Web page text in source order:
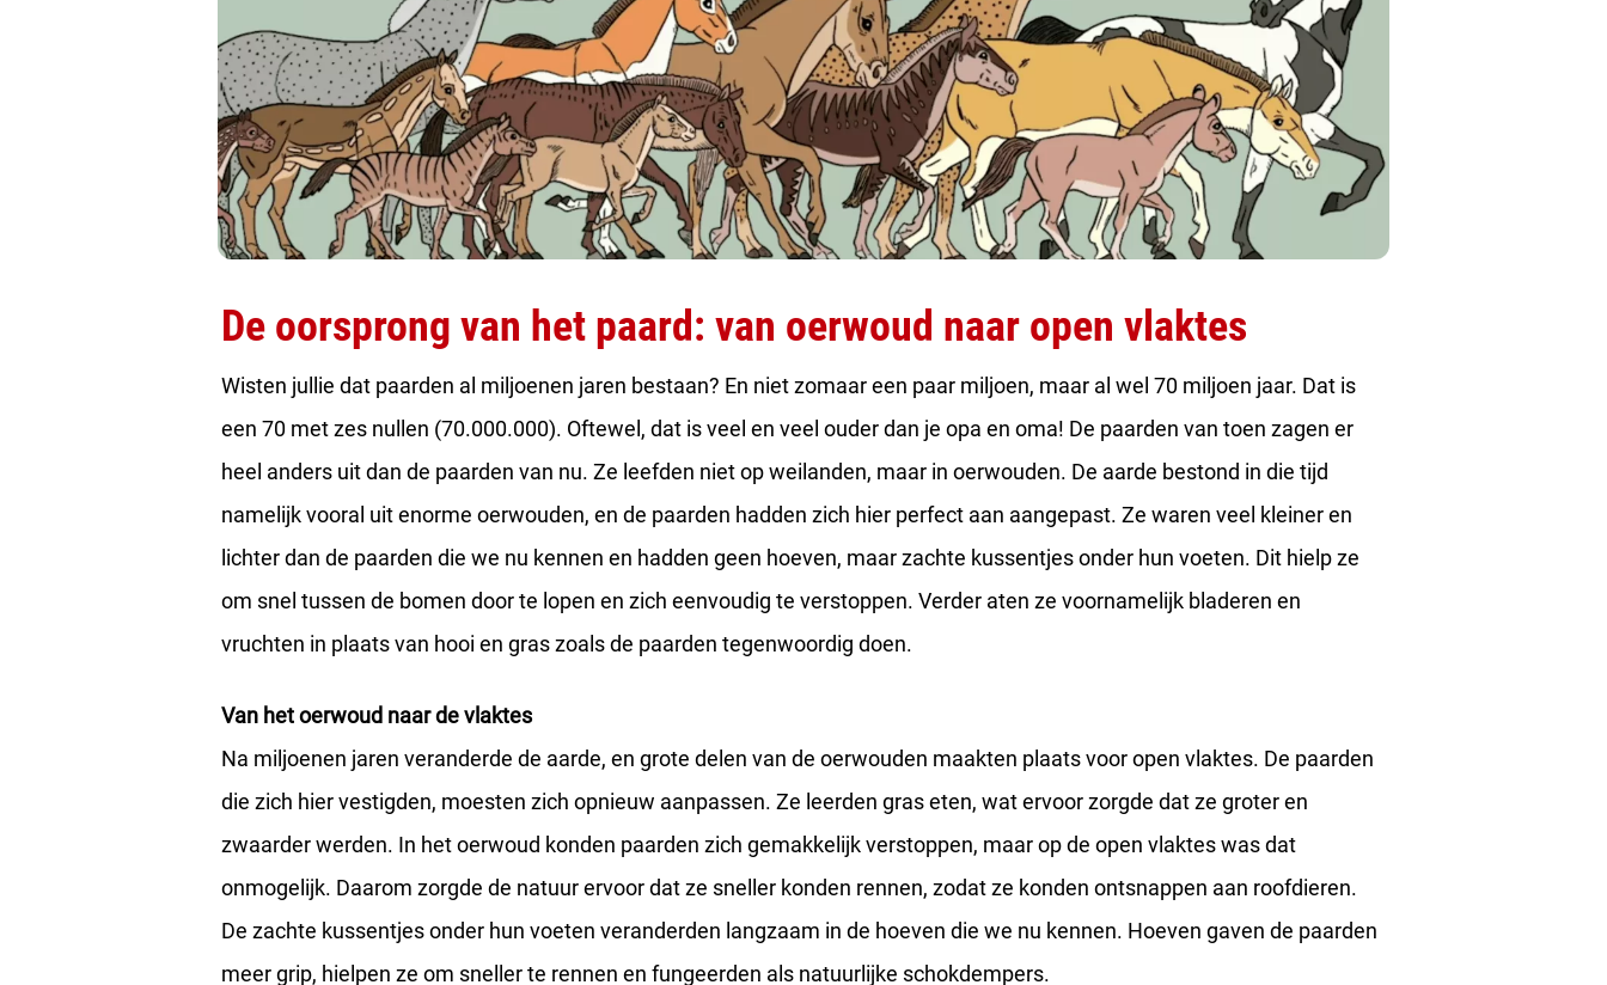
De oorsprong van het paard: van oerwoud naar open vlaktes
Wisten jullie dat paarden al miljoenen jaren bestaan? En niet zomaar een paar miljoen, maar al wel 70 miljoen jaar. Dat is
een 70 met zes nullen (70.000.000). Oftewel, dat is veel en veel ouder dan je opa en oma! De paarden van toen zagen er
heel anders uit dan de paarden van nu. Ze leefden niet op weilanden, maar in oerwouden. De aarde bestond in die tijd
namelijk vooral uit enorme oerwouden, en de paarden hadden zich hier perfect aan aangepast. Ze waren veel kleiner en
lichter dan de paarden die we nu kennen en hadden geen hoeven, maar zachte kussentjes onder hun voeten. Dit hielp ze
om snel tussen de bomen door te lopen en zich eenvoudig te verstoppen. Verder aten ze voornamelijk bladeren en
vruchten in plaats van hooi en gras zoals de paarden tegenwoordig doen.
Van het oerwoud naar de vlaktes
Na miljoenen jaren veranderde de aarde, en grote delen van de oerwouden maakten plaats voor open vlaktes. De paarden
die zich hier vestigden, moesten zich opnieuw aanpassen. Ze leerden gras eten, wat ervoor zorgde dat ze groter en
zwaarder werden. In het oerwoud konden paarden zich gemakkelijk verstoppen, maar op de open vlaktes was dat
onmogelijk. Daarom zorgde de natuur ervoor dat ze sneller konden rennen, zodat ze konden ontsnappen aan roofdieren.
De zachte kussentjes onder hun voeten veranderden langzaam in de hoeven die we nu kennen. Hoeven gaven de paarden
meer grip, hielpen ze om sneller te rennen en fungeerden als natuurlijke schokdempers.